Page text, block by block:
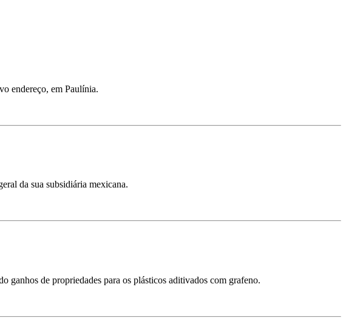
endereço, em Paulínia.
da sua subsidiária mexicana.
ganhos de propriedades para os plásticos aditivados com grafeno.